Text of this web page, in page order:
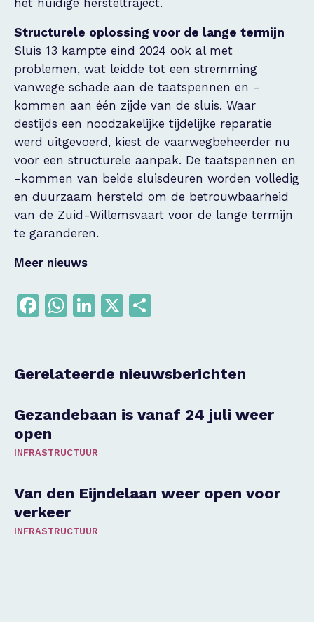
het huidige hersteltraject.
Structurele oplossing voor de lange termijn
Sluis 13 kampte eind 2024 ook al met
problemen, wat leidde tot een stremming
vanwege schade aan de taatspennen en -
kommen aan één zijde van de sluis. Waar
destijds een noodzakelijke tijdelijke reparatie
werd uitgevoerd, kiest de vaarwegbeheerder nu
voor een structurele aanpak. De taatspennen en
-kommen van beide sluisdeuren worden volledig
en duurzaam hersteld om de betrouwbaarheid
van de Zuid-Willemsvaart voor de lange termijn
te garanderen.
Meer nieuws
Facebook
WhatsApp
LinkedIn
X
Gerelateerde nieuwsberichten
Gezandebaan is vanaf 24 juli weer
open
INFRASTRUCTUUR
Van den Eijndelaan weer open voor
verkeer
INFRASTRUCTUUR